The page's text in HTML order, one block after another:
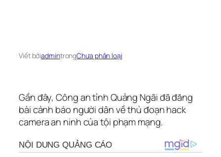
Viết bởiadmintrongChưa phân loại
Gần đây, Công an tỉnh Quảng Ngãi đã đăng
bài cảnh báo người dân về thủ đoạn hack
camera an ninh của tội phạm mạng.